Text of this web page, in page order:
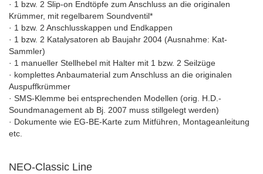
· 1 bzw. 2 Slip-on Endtöpfe zum Anschluss an die originalen
Krümmer, mit regelbarem Soundventil*
· 1 bzw. 2 Anschlusskappen und Endkappen
· 1 bzw. 2 Katalysatoren ab Baujahr 2004 (Ausnahme: Kat-
Sammler)
· 1 manueller Stellhebel mit Halter mit 1 bzw. 2 Seilzüge
· komplettes Anbaumaterial zum Anschluss an die originalen
Auspuffkrümmer
· SMS-Klemme bei entsprechenden Modellen (orig. H.D.-
Soundmanagement ab Bj. 2007 muss stillgelegt werden)
· Dokumente wie EG-BE-Karte zum Mitführen, Montageanleitung
etc.
NEO-Classic Line